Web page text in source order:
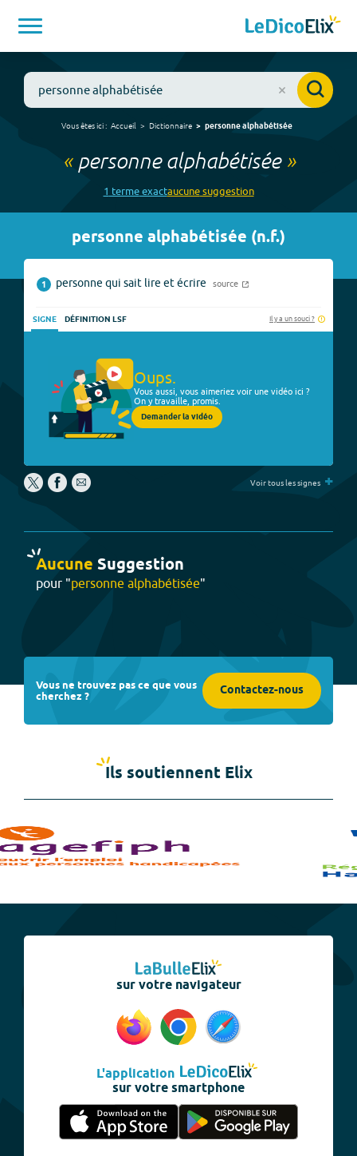
Vous êtes ici : Accueil Dictionnaire personne alphabétisée
« personne alphabétisée»
1 termeexactaucunesuggestion
personne alphabétisée (n.f.)
1 personne qui sait lire et écrire source
SIGNE DÉFINITION LSF Il y a un souci ?
Oups.
Vous aussi, vous aimeriez voir une vidéo ici ?
On y travaille, promis.
Demander la vidéo
Voir tous les signes +
Aucune Suggestion
pour "personne alphabétisée"
Vous ne trouvez pas ce que vous
cherchez ? Contactez-nous
Ils soutiennent Elix
sur votre navigateur
L'application
sur votre smartphone